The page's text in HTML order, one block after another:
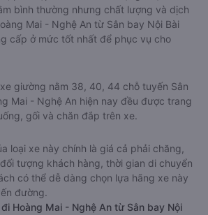
bình thường nhưng chất lượng và dịch
Mai - Nghệ An từ Sân bay Nội Bài
cấp ở mức tốt nhất để phục vụ cho
giường nằm 38, 40, 44 chỗ tuyến Sân
Mai - Nghệ An hiện nay đều được trang
gối và chăn đắp trên xe.
loại xe này chính là giá cả phải chăng,
tượng khách hàng, thời gian di chuyển
có thể dễ dàng chọn lựa hãng xe này
đường.
Hoàng Mai - Nghệ An từ Sân bay Nội